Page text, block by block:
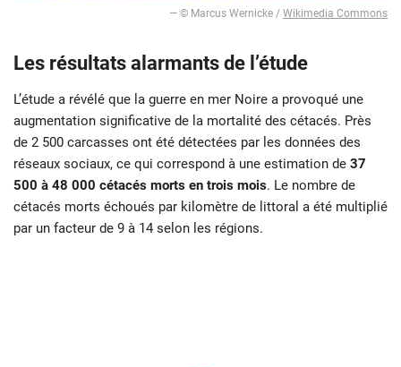
— © Marcus Wernicke / Wikimedia Commons
Les résultats alarmants de l’étude
L’étude a révélé que la guerre en mer Noire a provoqué une
augmentation significative de la mortalité des cétacés. Près
de 2 500 carcasses ont été détectées par les données des
réseaux sociaux, ce qui correspond à une estimation de 37
500 à 48 000 cétacés morts en trois mois. Le nombre de
cétacés morts échoués par kilomètre de littoral a été multiplié
par un facteur de 9 à 14 selon les régions.